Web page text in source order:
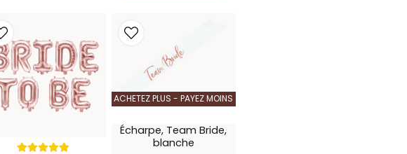
ACHETEZ PLUS - PAYEZ MOINS
Écharpe, Team Bride,
blanche